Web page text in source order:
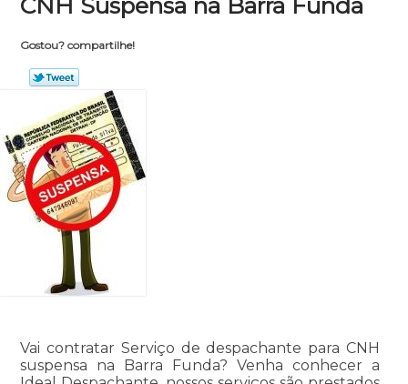
CNH Suspensa na Barra Funda
Gostou? compartilhe!
Vai contratar Serviço de despachante para CNH
suspensa na Barra Funda? Venha conhecer a